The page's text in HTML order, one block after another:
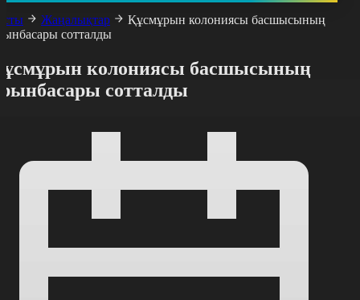
Жаңалықтар
Құсмұрын колониясы басшысының
сотталды
колониясы басшысының
сотталды